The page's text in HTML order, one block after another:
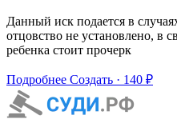
Данный иск подается в
отцовство не установлено, в
ребенка стоит прочерк
Подробнее Создать · 140 ₽